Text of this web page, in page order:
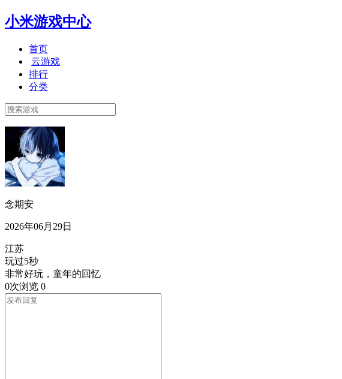
小米游戏中心
首页
云游戏
排行
分类
念期安
2026年06月29日
江苏
玩过5秒
非常好玩，童年的回忆
0次浏览 0